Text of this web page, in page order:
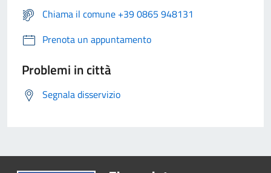
Chiama il comune +39 0865 948131
Prenota un appuntamento
Problemi in città
Segnala disservizio